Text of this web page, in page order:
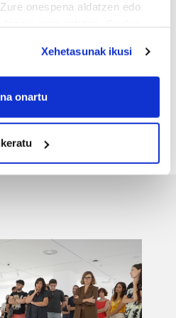
onespena aldatzen edo
like to:
about your geographical
by actively scanning it for
(fingerprinting)
zenbakia, besteak beste,
adibidez, iragarki eta eduki
iragarkiak eta edukia
informazioa biltzeko eta
Xehetasunak ikusi
onartu
Gababuserako
koadernoen
uzta